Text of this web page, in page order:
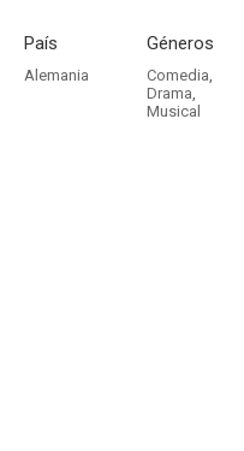
País
Alemania
Géneros
Comedia,
Drama,
Musical